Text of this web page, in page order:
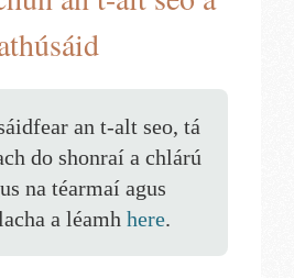
an t-alt seo, tá
do shonraí a chlárú
na téarmaí agus
a léamh here.